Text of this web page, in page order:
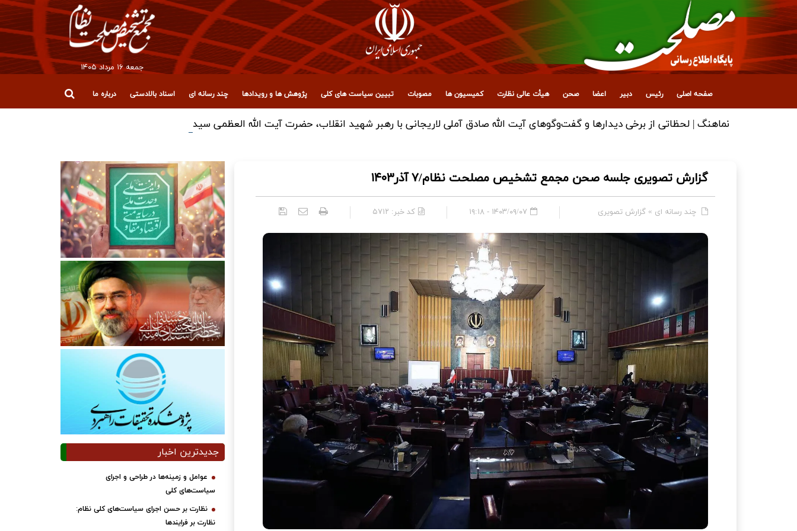
جمعه ۱۶ مرداد ۱۴۰۵
صفحه اصلی رئیس دبیر اعضا صحن هیأت عالی نظارت کمیسیون ها مصوبات تبیین سیاست های کلی پژوهش ها و رویدادها چند رسانه ای اسناد بالادستی درباره ما
نماهنگ | لحظاتی از برخی دیدارها و گفت‌وگوهای آیت ‌الله صادق آملی لاریجانی با رهبر شهید انقلاب، حضرت آیت‌ الله العظمی سیدعلی خامنه‌ای (رضوان‌الله‌علیه)
گزارش تصویری جلسه صحن مجمع تشخیص مصلحت نظام/۷ آذر۱۴۰۳
چند رسانه ای » گزارش تصویری ۱۴۰۳/۰۹/۰۷ - ۱۹:۱۸ کد خبر: ۵۷۱۲
جدیدترین اخبار
عوامل و زمینه‌ها در طراحی و اجرای
سیاست‌های کلی
نظارت بر حسن اجرای سیاست‌های کلی نظام:
نظارت بر فرایندها